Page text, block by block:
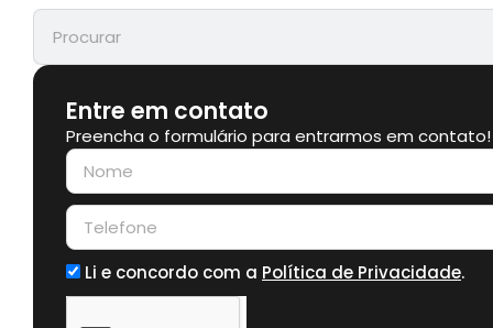
Entre em contato
Preencha o formulário para entrarmos em contato!
Li e concordo com a Política de Privacidade.